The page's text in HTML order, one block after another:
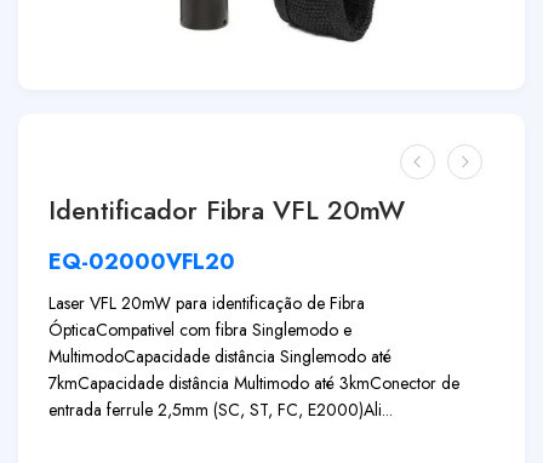
Identificador Fibra VFL 20mW
EQ-02000VFL20
Laser VFL 20mW para identificação de Fibra
ÓpticaCompativel com fibra Singlemodo e
MultimodoCapacidade distância Singlemodo até
7kmCapacidade distância Multimodo até 3kmConector de
entrada ferrule 2,5mm (SC, ST, FC, E2000)Ali...